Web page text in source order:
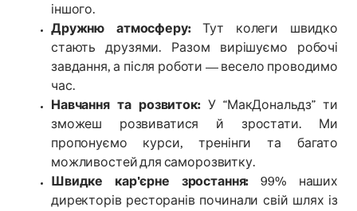
іншого.
Дружню атмосферу:Тут колеги швидко
стають друзями. Разом вирішуємо робочі
завдання, а після роботи — весело проводимо
час.
Навчання та розвиток:У “МакДональдз” ти
зможеш розвиватися й зростати. Ми
пропонуємо курси, тренінги та багато
можливостей для саморозвитку.
Швидке кар'єрне зростання: 99% наших
директорів ресторанів починали свій шлях із